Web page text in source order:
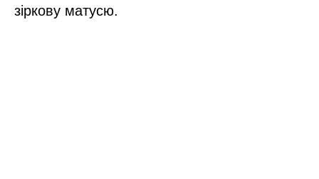
зіркову матусю.